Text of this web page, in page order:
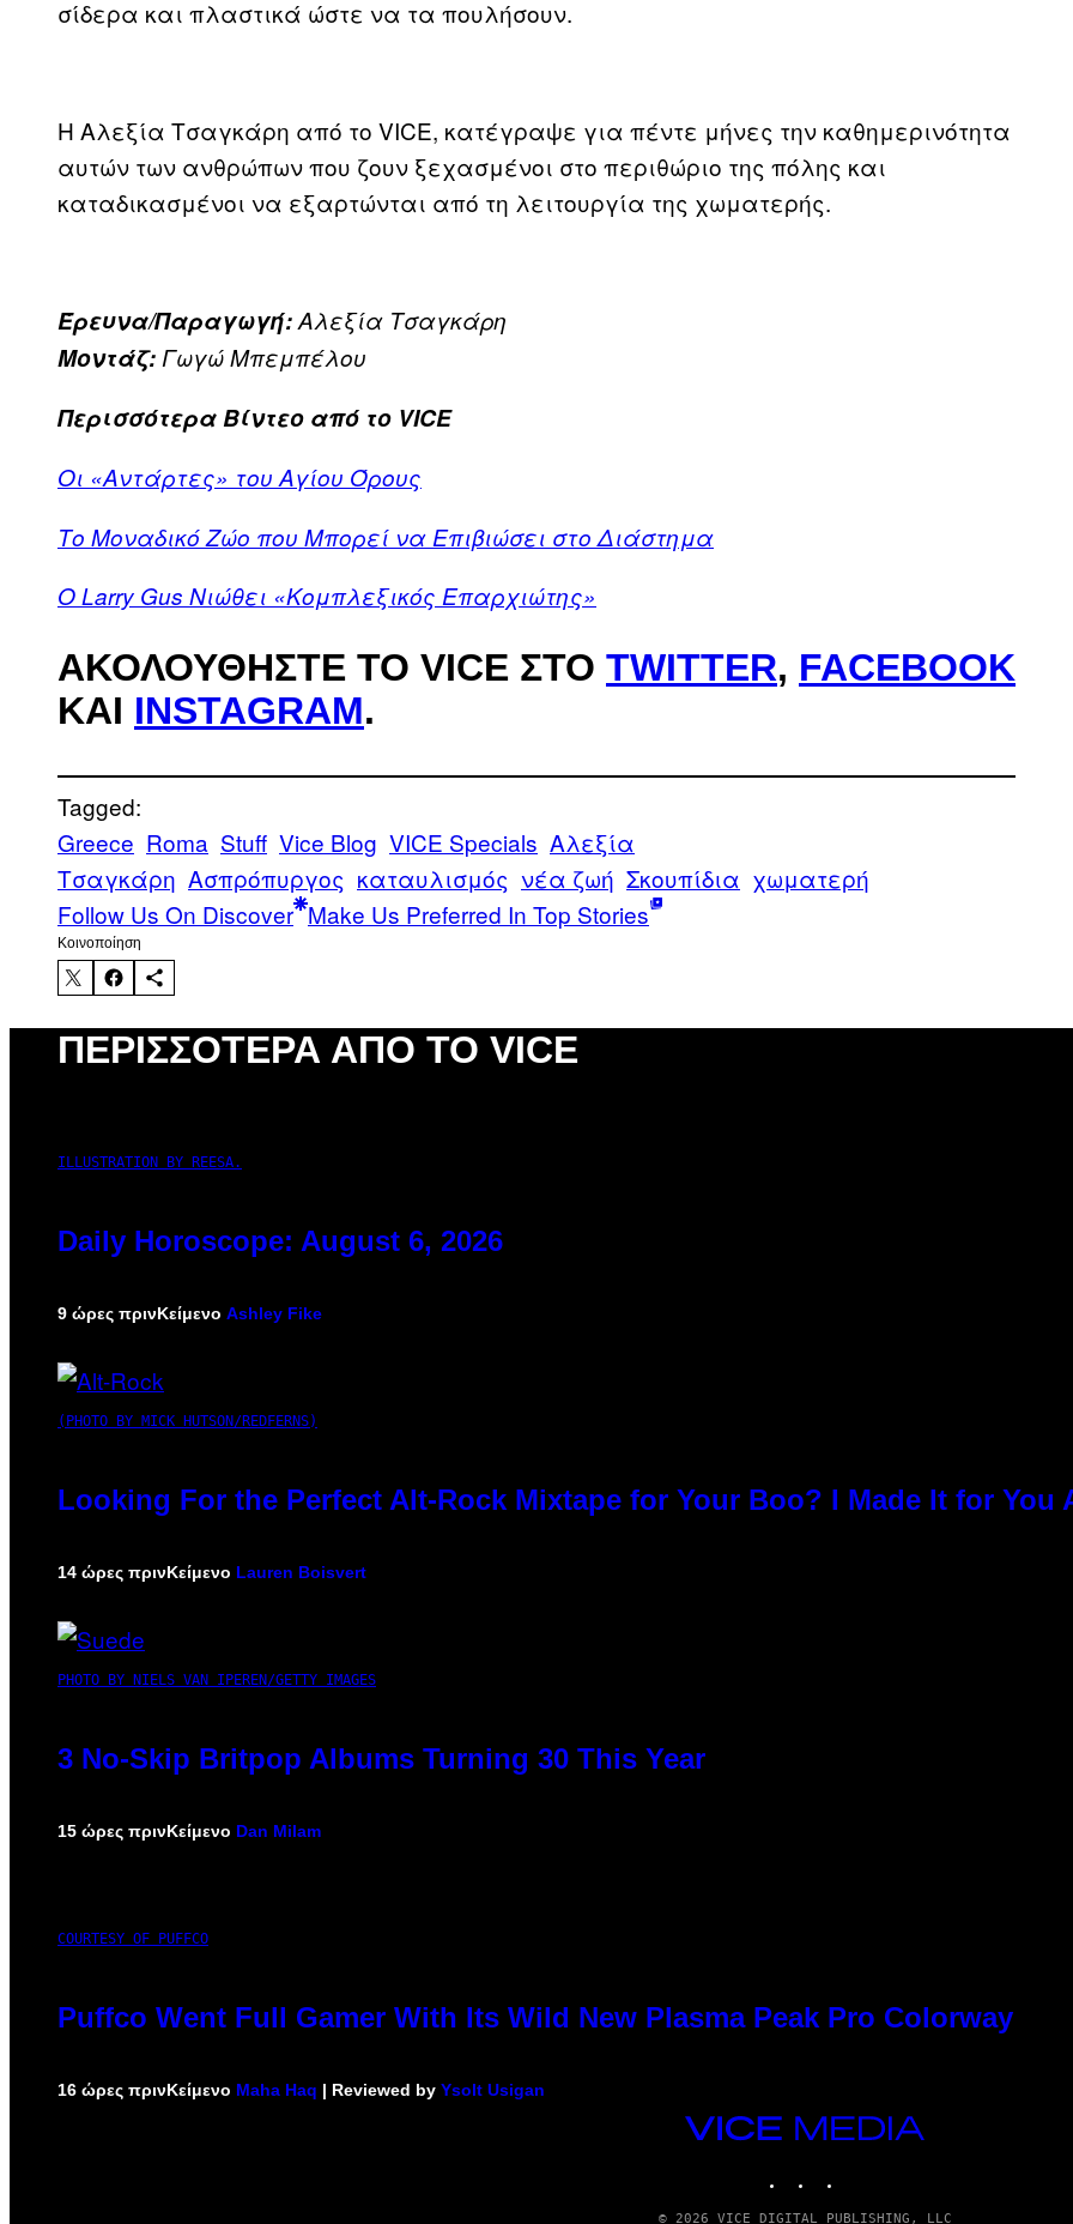
σίδερα και πλαστικά ώστε να τα πουλήσουν.
Η Αλεξία Τσαγκάρη από το VICE, κατέγραψε για πέντε μήνες την καθημερινότητα
αυτών των ανθρώπων που ζουν ξεχασμένοι στο περιθώριο της πόλης και
καταδικασμένοι να εξαρτώνται από τη λειτουργία της χωματερής.
Έρευνα/Παραγωγή:Αλεξία Τσαγκάρη
Μοντάζ:Γωγώ Μπεμπέλου
Περισσότερα Βίντεο από το VICE
Οι «Αντάρτες» του Αγίου Όρους
Το Μοναδικό Ζώο που Μπορεί να Επιβιώσει στο Διάστημα
Ο Larry Gus Νιώθει «Κομπλεξικός Επαρχιώτης»
ΑΚΟΛΟΥΘΉΣΤΕ ΤΟ VICE ΣΤΟ TWITTER, FACEBOOK
ΚΑΙ INSTAGRAM.
Tagged:
Greece Roma Stuff Vice Blog VICE Specials Αλεξία
Τσαγκάρη Ασπρόπυργος καταυλισμός νέα ζωή Σκουπίδια χωματερή
Follow Us On Discover Make Us Preferred In Top Stories
Kοινοποίηση
ΠΕΡΙΣΣΌΤΕΡΑ ΑΠΌ ΤΟ VICE
ILLUSTRATION BY REESA.
Daily Horoscope: August 6, 2026
9 ώρες πρινΚείμενο Ashley Fike
(PHOTO BY MICK HUTSON/REDFERNS)
Looking For the Perfect Alt-Rock Mixtape for Your Boo? I Made It for You
14 ώρες πρινΚείμενο Lauren Boisvert
PHOTO BY NIELS VAN IPEREN/GETTY IMAGES
3 No-Skip Britpop Albums Turning 30 This Year
15 ώρες πρινΚείμενο Dan Milam
COURTESY OF PUFFCO
Puffco Went Full Gamer With Its Wild New Plasma Peak Pro Colorway
16 ώρες πρινΚείμενο Maha Haq | Reviewed by Ysolt Usigan
VICE
MEDIA
© 2026 VICE DIGITAL PUBLISHING, LLC